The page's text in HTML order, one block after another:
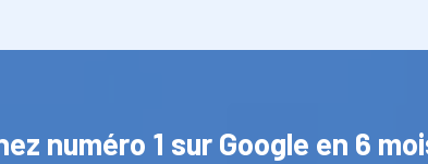
numéro 1 sur Google en 6